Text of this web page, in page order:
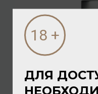
Spicy
ДЛЯ